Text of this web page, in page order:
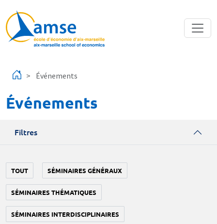
Événements
Événements
Filtres
TOUT SÉMINAIRES GÉNÉRAUX
SÉMINAIRES THÉMATIQUES
SÉMINAIRES INTERDISCIPLINAIRES